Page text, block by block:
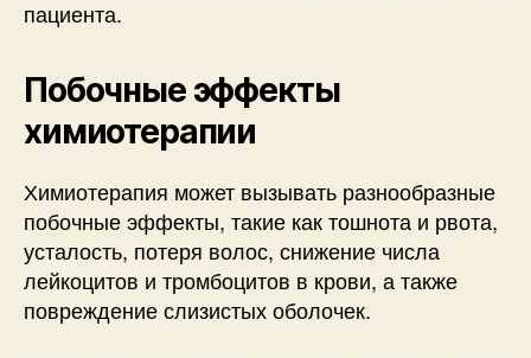
пациента.
Побочные эффекты
химиотерапии
Химиотерапия может вызывать разнообразные
побочные эффекты, такие как тошнота и рвота,
усталость, потеря волос, снижение числа
лейкоцитов и тромбоцитов в крови, а также
повреждение слизистых оболочек.